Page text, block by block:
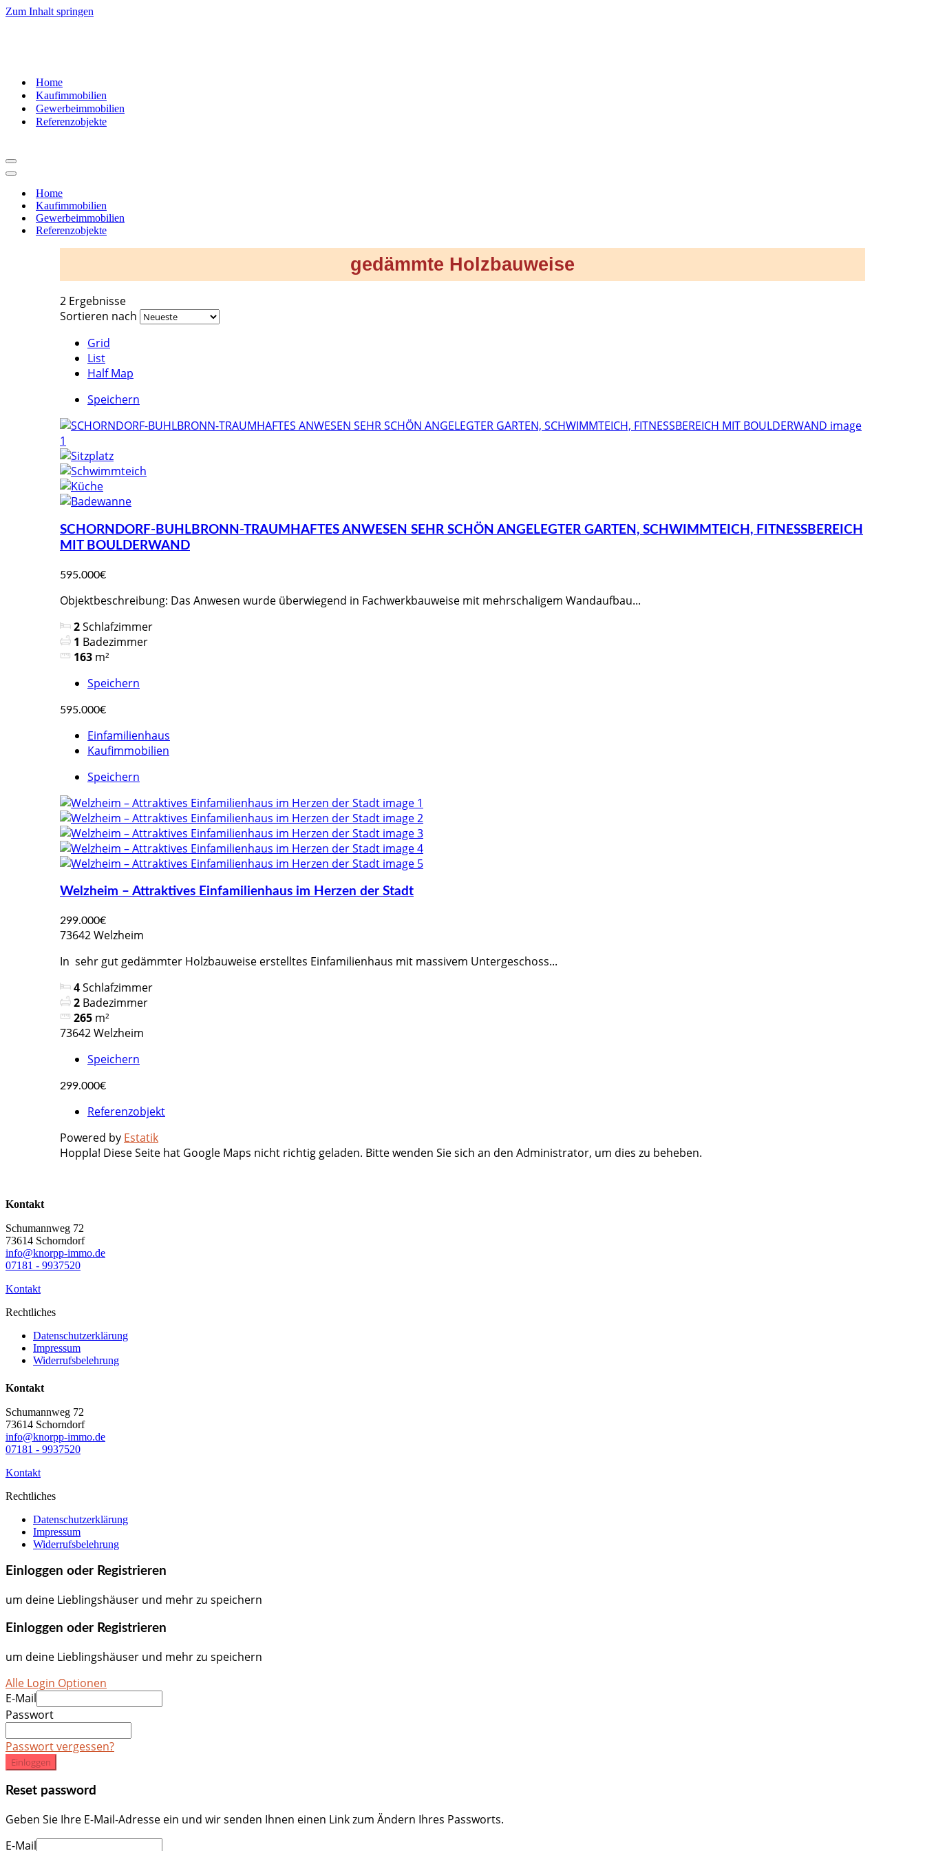
Zum Inhalt springen
Home
Kaufimmobilien
Gewerbeimmobilien
Referenzobjekte
Navigationsmenü
Navigationsmenü
Home
Kaufimmobilien
Gewerbeimmobilien
Referenzobjekte
gedämmte Holzbauweise
2 Ergebnisse
Sortieren nach
Grid
List
Half Map
Speichern
SCHORNDORF-BUHLBRONN-TRAUMHAFTES ANWESEN SEHR SCHÖN ANGELEGTER GARTEN, SCHWIMMTEICH, FITNESSBEREICH
MIT BOULDERWAND
595.000€
Objektbeschreibung: Das Anwesen wurde überwiegend in Fachwerkbauweise mit mehrschaligem Wandaufbau...
2Schlafzimmer
1 Badezimmer
163 m²
Speichern
595.000€
Einfamilienhaus
Kaufimmobilien
Speichern
Welzheim – Attraktives Einfamilienhaus im Herzen der Stadt
299.000€
73642 Welzheim
In sehr gut gedämmter Holzbauweise erstelltes Einfamilienhaus mit massivem Untergeschoss...
4Schlafzimmer
2 Badezimmer
265 m²
73642 Welzheim
Speichern
299.000€
Referenzobjekt
Powered by Estatik
Hoppla! Diese Seite hat Google Maps nicht richtig geladen. Bitte wenden Sie sich an den Administrator, um dies zu beheben.
Kontakt
Schumannweg 72
73614 Schorndorf
info@knorpp-immo.de
07181 - 9937520
Kontakt
Rechtliches
Datenschutzerklärung
Impressum
Widerrufsbelehrung
Kontakt
Schumannweg 72
73614 Schorndorf
info@knorpp-immo.de
07181 - 9937520
Kontakt
Rechtliches
Datenschutzerklärung
Impressum
Widerrufsbelehrung
Einloggen oder Registrieren
um deine Lieblingshäuser und mehr zu speichern
Einloggen oder Registrieren
um deine Lieblingshäuser und mehr zu speichern
Alle Login Optionen
E-Mail
Passwort
Passwort vergessen?
Einloggen
Reset password
Geben Sie Ihre E-Mail-Adresse ein und wir senden Ihnen einen Link zum Ändern Ihres Passworts.
E-Mail